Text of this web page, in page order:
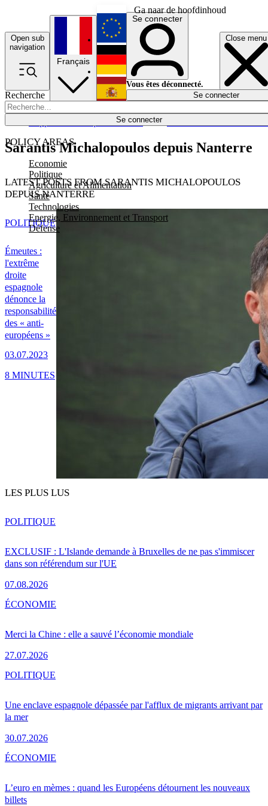
Ga naar de hoofdinhoud
Open sub
navigation
Close menu
Recherche
Se connecter
POLICY AREAS
Economie
Politique
Agriculture et Alimentation
Santé
Technologies
Energie, Environnement et Transport
Défense
Économie
Français
English
Deutsch
Español
Se connecter
Vous êtes déconnecté.
Se connecter
Sarantis Michalopoulos depuis Nanterre
LATEST POSTS FROM SARANTIS MICHALOPOULOS
DEPUIS NANTERRE
Émeutes :
l'extrême
droite
espagnole
dénonce la
responsabilité
des « anti-
européens »
03.07.2023
POLITIQUE
8 MINUTES
LES PLUS LUS
EXCLUSIF : L'Islande demande à Bruxelles de ne pas s'immiscer
dans son référendum sur l'UE
07.08.2026
POLITIQUE
Merci la Chine : elle a sauvé l’économie mondiale
27.07.2026
ÉCONOMIE
Une enclave espagnole dépassée par l'afflux de migrants arrivant par
la mer
30.07.2026
POLITIQUE
L’euro en mèmes : quand les Européens détournent les nouveaux
billets
ÉCONOMIE